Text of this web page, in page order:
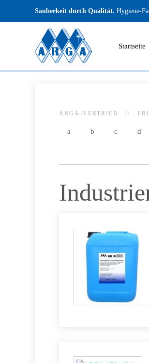
Sauberkeit durch Qualität. Hygiene-
Startseite
ARGA-VERTRIEB
a b c d